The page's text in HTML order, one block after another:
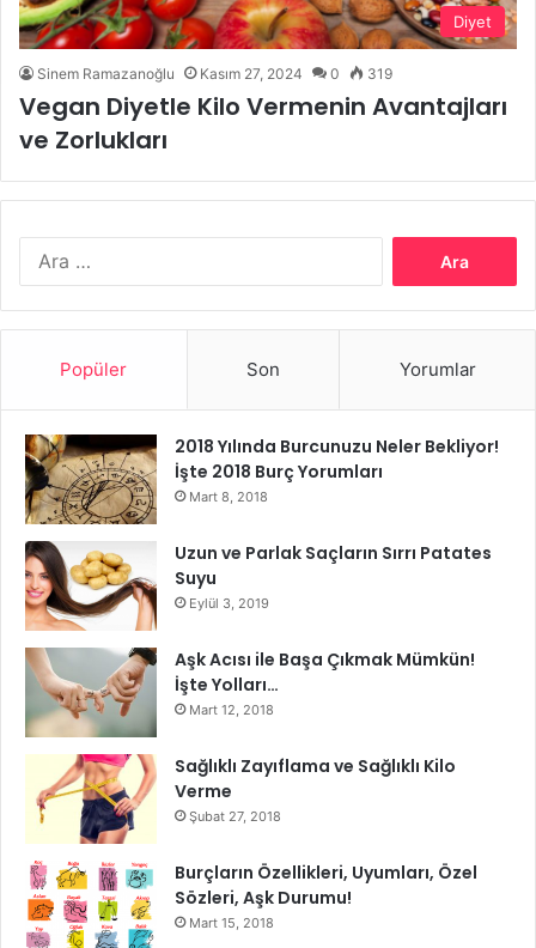
Diyet
Sinem Ramazanoğlu Kasım 27, 2024 0 319
Vegan Diyetle Kilo Vermenin Avantajları
ve Zorlukları
Popüler Son Yorumlar
2018 Yılında Burcunuzu Neler Bekliyor!
İşte 2018 Burç Yorumları
Mart 8, 2018
Uzun ve Parlak Saçların Sırrı Patates
Suyu
Eylül 3, 2019
Aşk Acısı ile Başa Çıkmak Mümkün!
İşte Yolları…
Mart 12, 2018
Sağlıklı Zayıflama ve Sağlıklı Kilo
Verme
Şubat 27, 2018
Burçların Özellikleri, Uyumları, Özel
Sözleri, Aşk Durumu!
Mart 15, 2018